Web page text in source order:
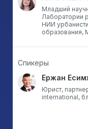
Младший
Лаборатории
НИИ
образования,
Спикеры
Ержан
Юрист,
international,